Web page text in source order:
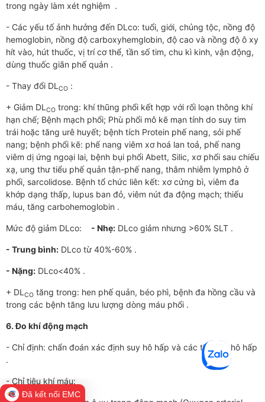
trong ngày làm xét nghiệm .
- Các yếu tố ảnh hưởng đến DLco: tuổi, giới, chủng tộc, nồng độ
hemoglobin, nồng độ carboxyhemglobin, độ cao và nồng độ ô xy
hít vào, hút thuốc, vị trí cơ thể, tần số tim, chu kì kinh, vận động,
dùng thuốc giãn phế quản .
- Thay đổi DL CO :
+ Giảm DL CO trong: khí thũng phổi kết hợp với rối loạn thông khí
hạn chế; Bệnh mạch phổi; Phù phổi mô kẽ mạn tính do suy tim
trái hoặc tăng urê huyết; bệnh tích Protein phế nang, sỏi phế
nang; bệnh phổi kẽ: phế nang viêm xơ hoá lan toả, phế nang
viêm dị ứng ngoại lai, bệnh bụi phổi Abett, Silic, xơ phổi sau chiếu
xạ, ung thư tiểu phế quản tận-phế nang, thâm nhiễm lymphô ở
phổi, sarcolidose. Bệnh tổ chức liên kết: xơ cứng bì, viêm đa
khớp dạng thấp, lupus ban đỏ, viêm nút đa động mạch; thiếu
máu, tăng carbohemoglobin .
Mức độ giảm DLco: - Nhẹ: DLco giảm nhưng >60% SLT .
- Trung bình: DLco từ 40%-60% .
- Nặng: DLco<40% .
+ DL CO tăng trong: hen phế quản, béo phì, bệnh đa hồng cầu và
trong các bệnh tăng lưu lượng dòng máu phổi .
6. Đo khí động mạch
- Chỉ định: chẩn đoán xác định suy hô hấp và các thể suy hô hấp
.
- Chỉ tiêu khí máu:
Đã kết nối EMC